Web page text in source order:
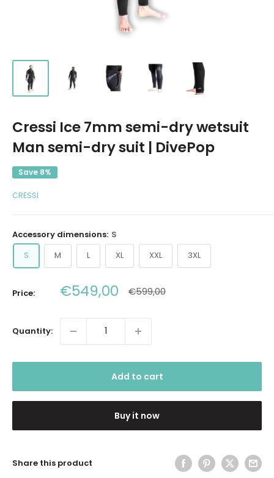
Cressi Ice 7mm semi-dry wetsuit
Man semi-dry suit | DivePop
Save 8%
CRESSI
Accessory dimensions: S
S
M L XL XXL 3XL
Price: Sale
€549,00 Regular
€599,00
Quantity:
Add to cart
Buy it now
Share this product